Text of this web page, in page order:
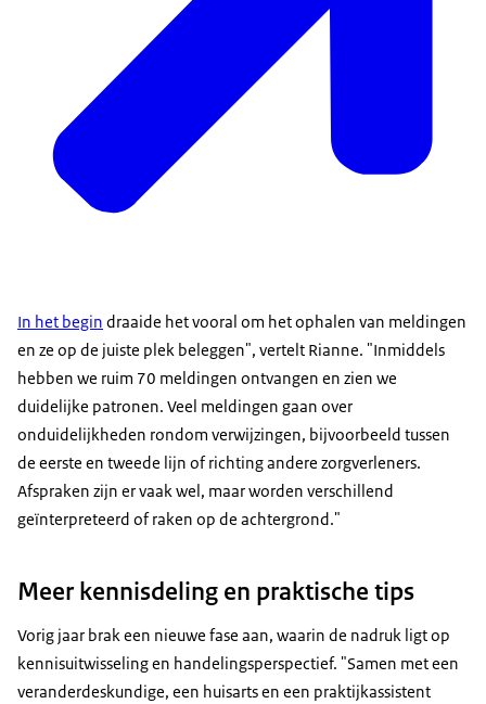
In het begin draaide het vooral om het ophalen van meldingen
en ze op de juiste plek beleggen", vertelt Rianne. "Inmiddels
hebben we ruim 70 meldingen ontvangen en zien we
duidelijke patronen. Veel meldingen gaan over
onduidelijkheden rondom verwijzingen, bijvoorbeeld tussen
de eerste en tweede lijn of richting andere zorgverleners.
Afspraken zijn er vaak wel, maar worden verschillend
geïnterpreteerd of raken op de achtergrond."
Meer kennisdeling en praktische tips
Vorig jaar brak een nieuwe fase aan, waarin de nadruk ligt op
kennisuitwisseling en handelingsperspectief. "Samen met een
veranderdeskundige, een huisarts en een praktijkassistent